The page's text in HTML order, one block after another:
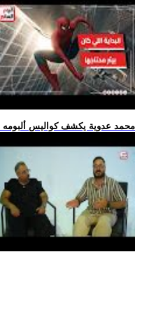
.. محمد عدوية يكشف كواليس